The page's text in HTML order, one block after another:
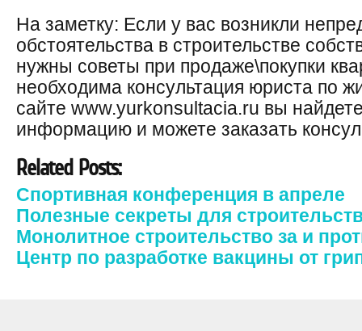
На заметку: Если у вас возникли
обстоятельства в строительстве
нужны советы при продаже\покупки
необходима консультация юриста по
сайте www.yurkonsultacia.ru вы
информацию и можете заказать
Related Posts:
Спортивная конференция в апреле
Полезные секреты для
Монолитное строительство за и
Центр по разработке вакцины от